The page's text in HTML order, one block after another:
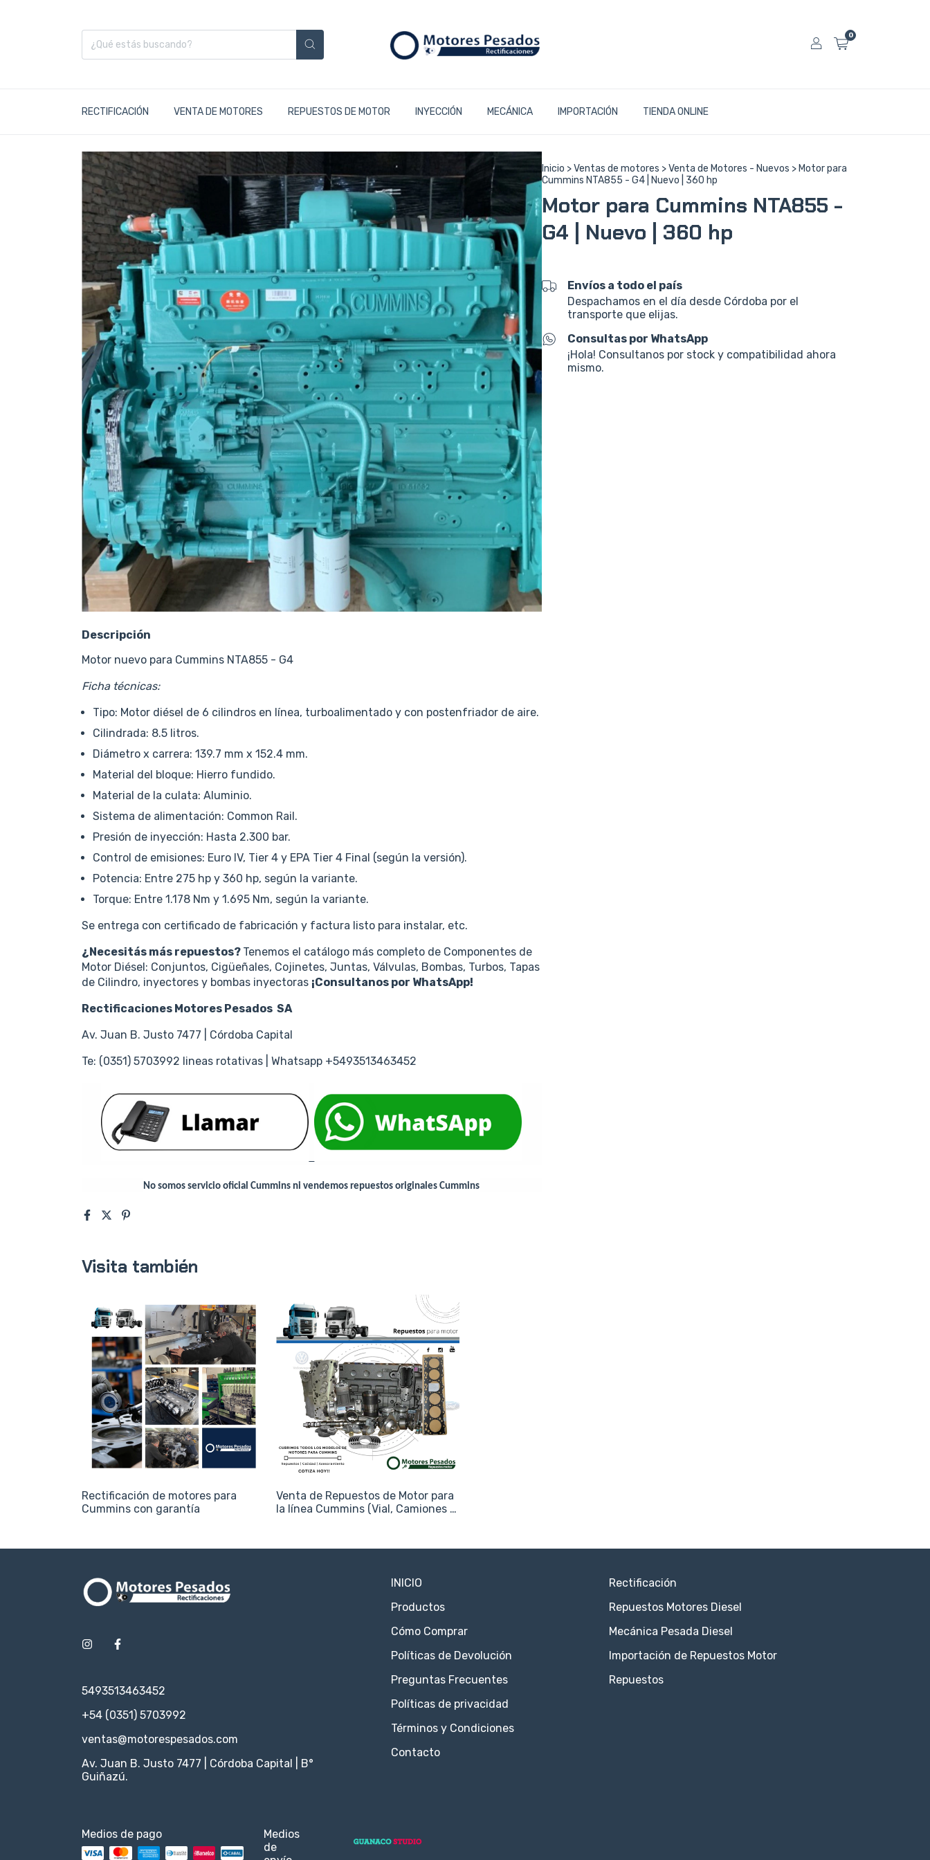
0
RECTIFICACIÓN VENTA DE MOTORES REPUESTOS DE MOTOR INYECCIÓN MECÁNICA IMPORTACIÓN TIENDA ONLINE
Inicio >Ventas de motores >Venta de Motores - Nuevos > Motor para
Cummins NTA855 - G4 | Nuevo | 360 hp
Motor para Cummins NTA855 -
G4 | Nuevo | 360 hp
Envíos a todo el país
Despachamos en el día desde Córdoba por el
transporte que elijas.
Consultas por WhatsApp
¡Hola! Consultanos por stock y compatibilidad ahora
mismo.
Descripción
Motor nuevo para Cummins NTA855 - G4
Ficha técnicas:
Tipo: Motor diésel de 6 cilindros en línea, turboalimentado y con postenfriador de aire.
Cilindrada: 8.5 litros.
Diámetro x carrera: 139.7 mm x 152.4 mm.
Material del bloque: Hierro fundido.
Material de la culata: Aluminio.
Sistema de alimentación: Common Rail.
Presión de inyección: Hasta 2.300 bar.
Control de emisiones: Euro IV, Tier 4 y EPA Tier 4 Final (según la versión).
Potencia: Entre 275 hp y 360 hp, según la variante.
Torque: Entre 1.178 Nm y 1.695 Nm, según la variante.
Se entrega con certificado de fabricación y factura listo para instalar, etc.
¿Necesitás más repuestos? Tenemos el catálogo más completo de Componentes de
Motor Diésel: Conjuntos, Cigüeñales, Cojinetes, Juntas, Válvulas, Bombas, Turbos, Tapas
de Cilindro, inyectores y bombas inyectoras ¡Consultanos por WhatsApp!
Rectificaciones Motores Pesados SA
Av. Juan B. Justo 7477 | Córdoba Capital
Te: (0351) 5703992 lineas rotativas | Whatsapp +5493513463452
No somos servicio oficial Cummins ni vendemos repuestos originales Cummins
Visita también
Rectificación de motores para
Cummins con garantía
Venta de Repuestos de Motor para
la línea Cummins (Vial, Camiones y
5493513463452
+54 (0351) 5703992
ventas@motorespesados.com
Av. Juan B. Justo 7477 | Córdoba Capital | B°
Guiñazú.
INICIO
Productos
Cómo Comprar
Políticas de Devolución
Preguntas Frecuentes
Políticas de privacidad
Términos y Condiciones
Contacto
Rectificación
Repuestos Motores Diesel
Mecánica Pesada Diesel
Importación de Repuestos Motor
Repuestos
Medios de pago
Medios
de